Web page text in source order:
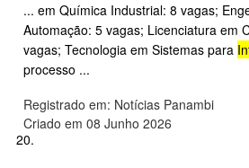
... em Química Industrial: 8 vagas;
Automação: 5 vagas; Licenciatura em
vagas; Tecnologia em Sistemas para
processo ...
Registrado em: Notícias Panambi
Criado em 08 Junho 2026
20.